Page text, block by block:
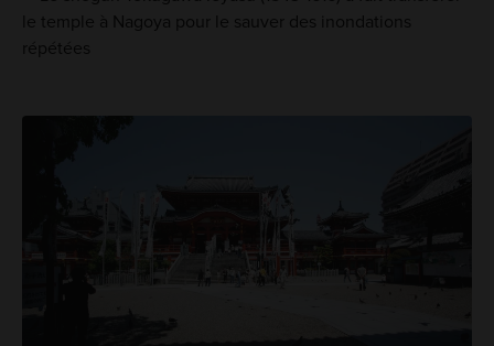
le temple à Nagoya pour le sauver des inondations
répétées